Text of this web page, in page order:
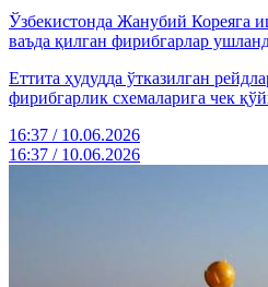
Ўзбекистонда Жанубий Кореяга
ваъда қилган фирибгарлар
Еттита ҳудудда ўтказилган
фирибгарлик схемаларига чек
16:37 / 10.06.2026
16:37 / 10.06.2026